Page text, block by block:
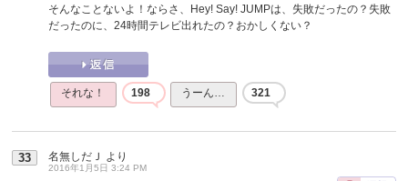
そんなことないよ！ならさ、Hey! Say! JUMPは、失敗だったの？失敗
だったのに、24時間テレビ出れたの？おかしくない？
それな！ 198 うーん… 321
33 名無しだＪ より
2016年1月5日 3:24 PM